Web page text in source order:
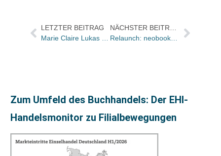
LETZTER BEITRAG
Zum Umfeld des Buchhandels: Der EHI-
Handelsmonitor zu Filialbewegungen